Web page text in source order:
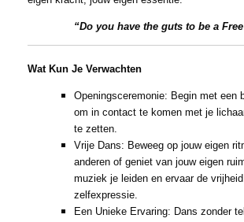
“Do you have the guts to be a
Wat Kun Je Verwachten
Openingsceremonie: Begin met een
om in contact te komen met je
te zetten.
Vrije Dans: Beweeg op jouw eigen
anderen of geniet van jouw eigen
muziek je leiden en ervaar de
zelfexpressie.
Een Unieke Ervaring: Dans zonder